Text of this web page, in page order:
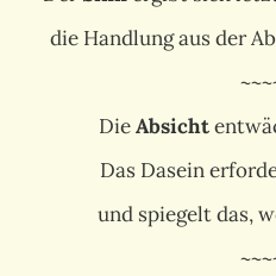
die Handlung aus der
DieAbsicht
Das Dasein
und spiegelt das,